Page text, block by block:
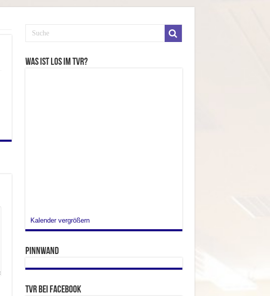
Was ist los im TVR?
Kalender vergrößern
Pinnwand
TVR bei facebook